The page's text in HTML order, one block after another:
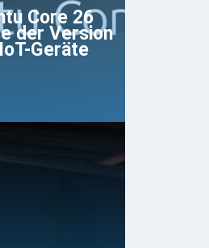
Core 26
der Version
Geräte